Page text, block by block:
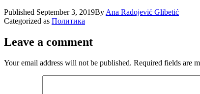
Published September 3, 2019By Ana Radojević Glibetić
Categorized as Политика
Leave a comment
Your email address will not be published. Required fields are